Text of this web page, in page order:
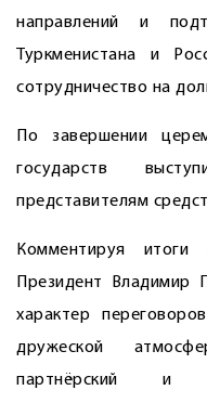
направлений и
Туркменистана и
сотрудничество на
По завершении
государств
представителям
Комментируя
Президент Владимир
характер
дружеской
партнёрский и